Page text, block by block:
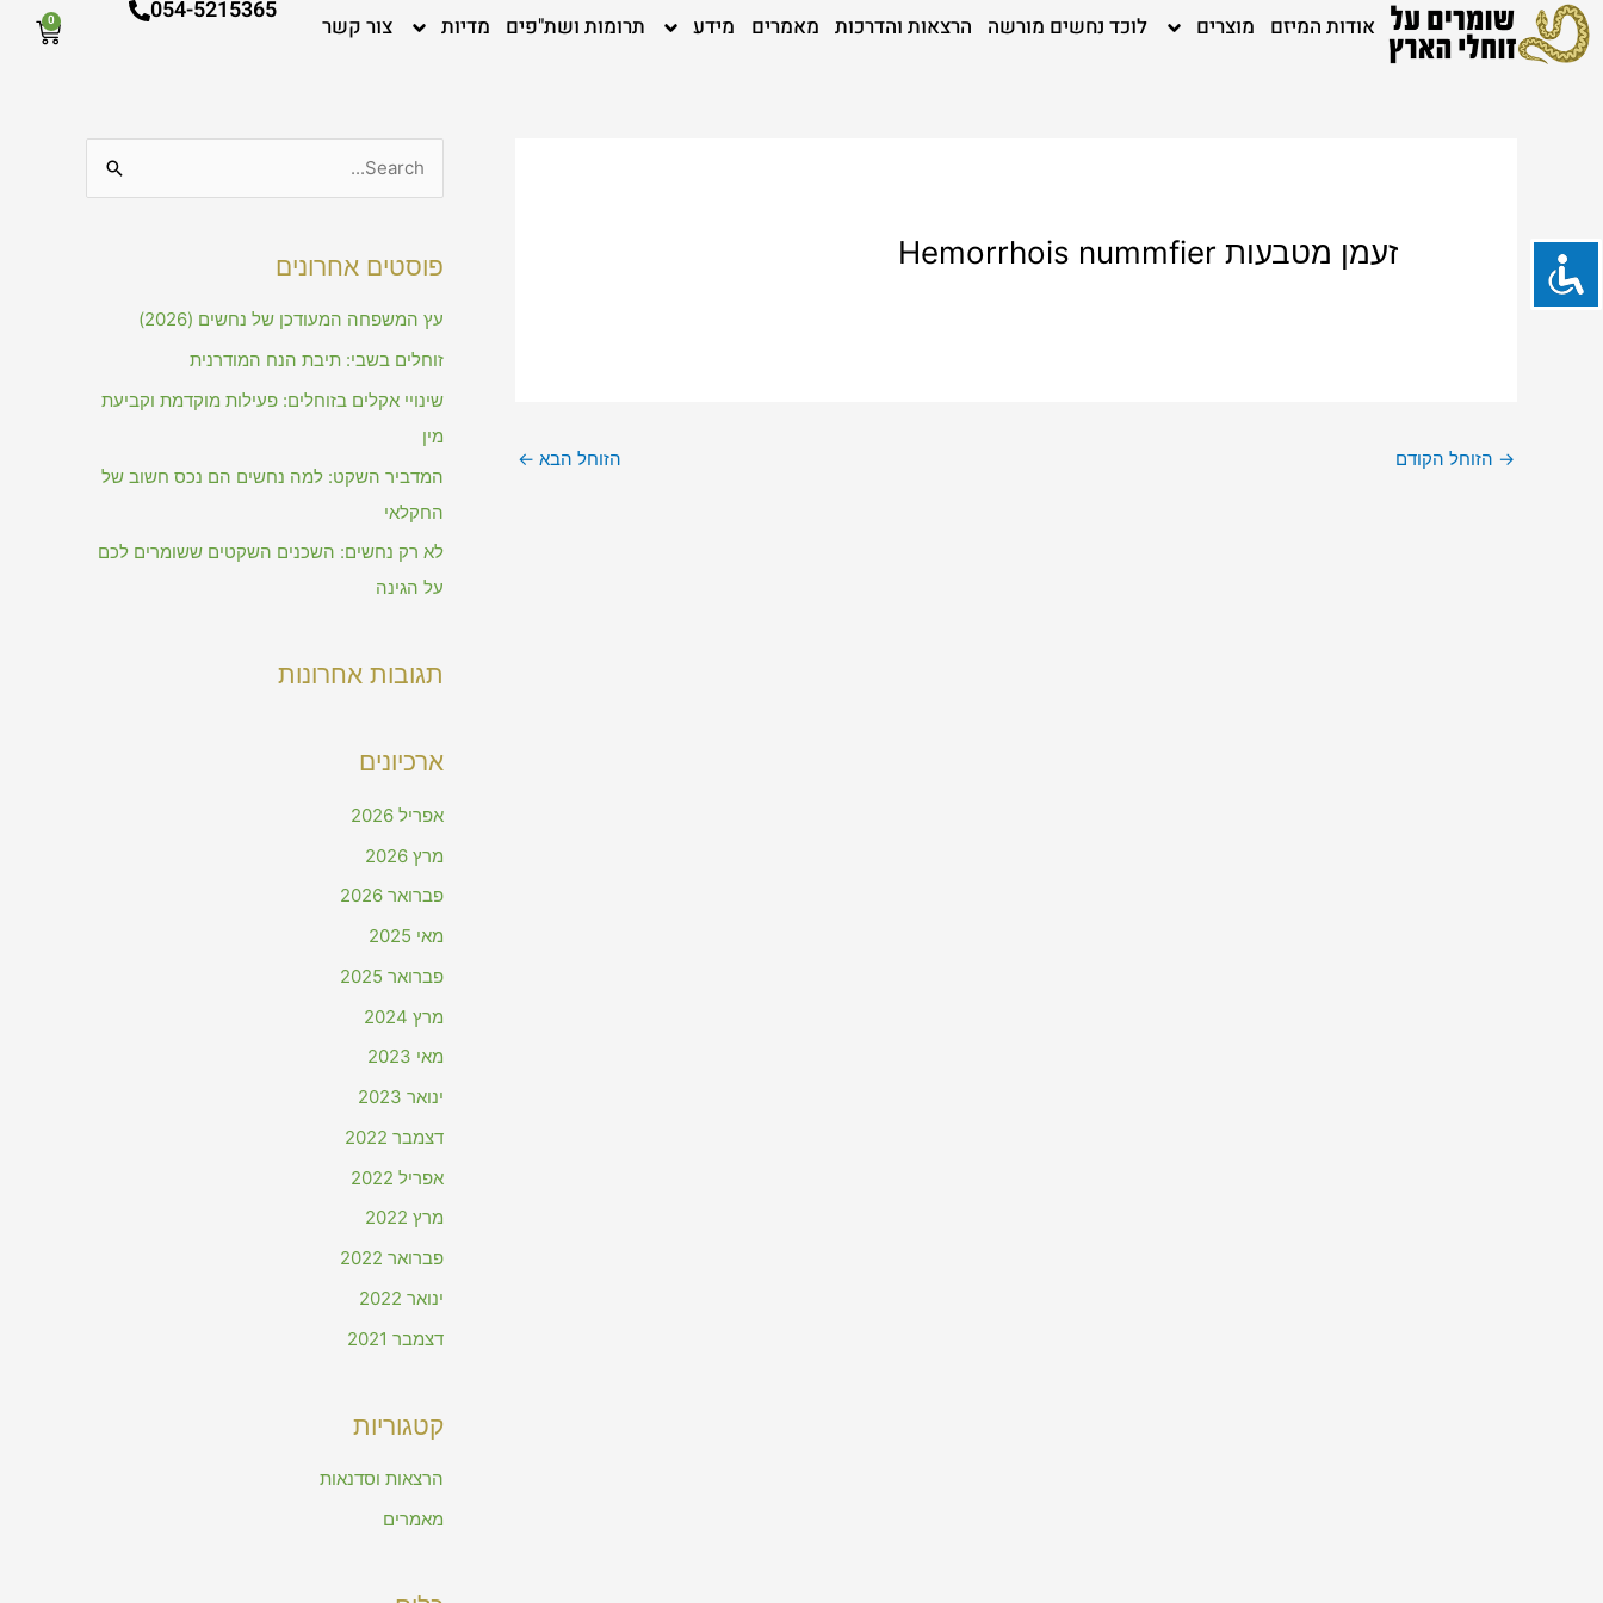
דילוג
לתוכן
אודות המיזם מוצרים לוכד נחשים מורשה הרצאות והדרכות מאמרים מידע תרומות ושת"פים מדיות צור קשר
054-5215365
0
עגלת
קניות
זעמן מטבעות Hemorrhois nummfier
→ הזוחל הקודם הזוחל הבא ←
r
c
h
פוסטים אחרונים
עץ המשפחה המעודכן של נחשים (2026)
זוחלים בשבי: תיבת הנח המודרנית
שינויי אקלים בזוחלים: פעילות מוקדמת וקביעת
מין
המדביר השקט: למה נחשים הם נכס חשוב של
החקלאי
לא רק נחשים: השכנים השקטים ששומרים לכם
על הגינה
תגובות אחרונות
ארכיונים
אפריל 2026
מרץ 2026
פברואר 2026
מאי 2025
פברואר 2025
מרץ 2024
מאי 2023
ינואר 2023
דצמבר 2022
אפריל 2022
מרץ 2022
פברואר 2022
ינואר 2022
דצמבר 2021
קטגוריות
הרצאות וסדנאות
מאמרים